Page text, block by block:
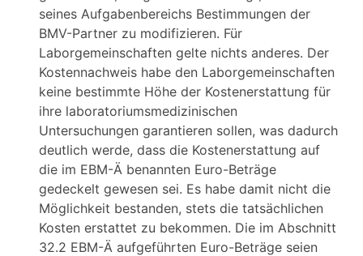
seines Aufgabenbereichs Bestimmungen der
BMV-Partner zu modifizieren. Für
Laborgemeinschaften gelte nichts anderes. Der
Kostennachweis habe den Laborgemeinschaften
keine bestimmte Höhe der Kostenerstattung für
ihre laboratoriumsmedizinischen
Untersuchungen garantieren sollen, was dadurch
deutlich werde, dass die Kostenerstattung auf
die im EBM-Ä benannten Euro-Beträge
gedeckelt gewesen sei. Es habe damit nicht die
Möglichkeit bestanden, stets die tatsächlichen
Kosten erstattet zu bekommen. Die im Abschnitt
32.2 EBM-Ä aufgeführten Euro-Beträge seien